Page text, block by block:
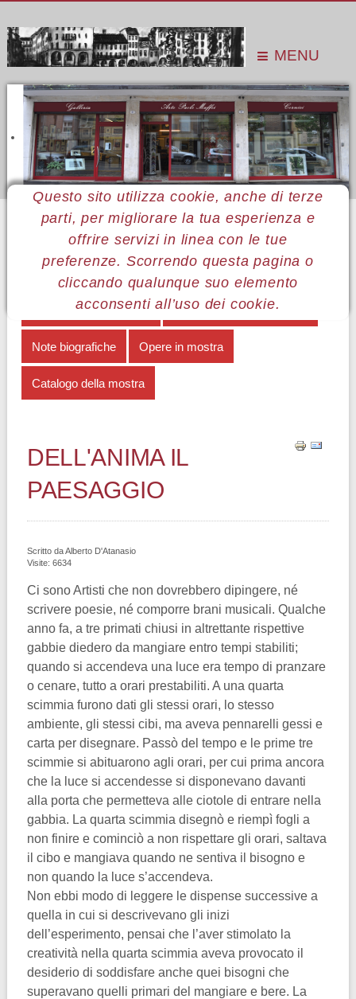
MENU
Questo sito utilizza cookie, anche di terze
parti, per migliorare la tua esperienza e
offrire servizi in linea con le tue
preferenze. Scorrendo questa pagina o
cliccando qualunque suo elemento
acconsenti all’uso dei cookie.
Sei qui: Home Le mostre Mostre 2013
Luca Dall'Olio
Dell'anima il paesaggio
MENÙ LUCA DALL'OLIO
Dell'anima il paesaggio La pittura di Luca Dall'Olio
Note biografiche Opere in mostra
Catalogo della mostra
DELL'ANIMA IL
PAESAGGIO
Scritto daAlberto D'Atanasio
Visite: 6634
Ci sono Artisti che non dovrebbero dipingere, né
scrivere poesie, né comporre brani musicali. Qualche
anno fa, a tre primati chiusi in altrettante rispettive
gabbie diedero da mangiare entro tempi stabiliti;
quando si accendeva una luce era tempo di pranzare
o cenare, tutto a orari prestabiliti. A una quarta
scimmia furono dati gli stessi orari, lo stesso
ambiente, gli stessi cibi, ma aveva pennarelli gessi e
carta per disegnare. Passò del tempo e le prime tre
scimmie si abituarono agli orari, per cui prima ancora
che la luce si accendesse si disponevano davanti
alla porta che permetteva alle ciotole di entrare nella
gabbia. La quarta scimmia disegnò e riempì fogli a
non finire e cominciò a non rispettare gli orari, saltava
il cibo e mangiava quando ne sentiva il bisogno e
non quando la luce s’accendeva.
Non ebbi modo di leggere le dispense successive a
quella in cui si descrivevano gli inizi
dell’esperimento, pensai che l’aver stimolato la
creatività nella quarta scimmia aveva provocato il
desiderio di soddisfare anche quei bisogni che
superavano quelli primari del mangiare e bere. La